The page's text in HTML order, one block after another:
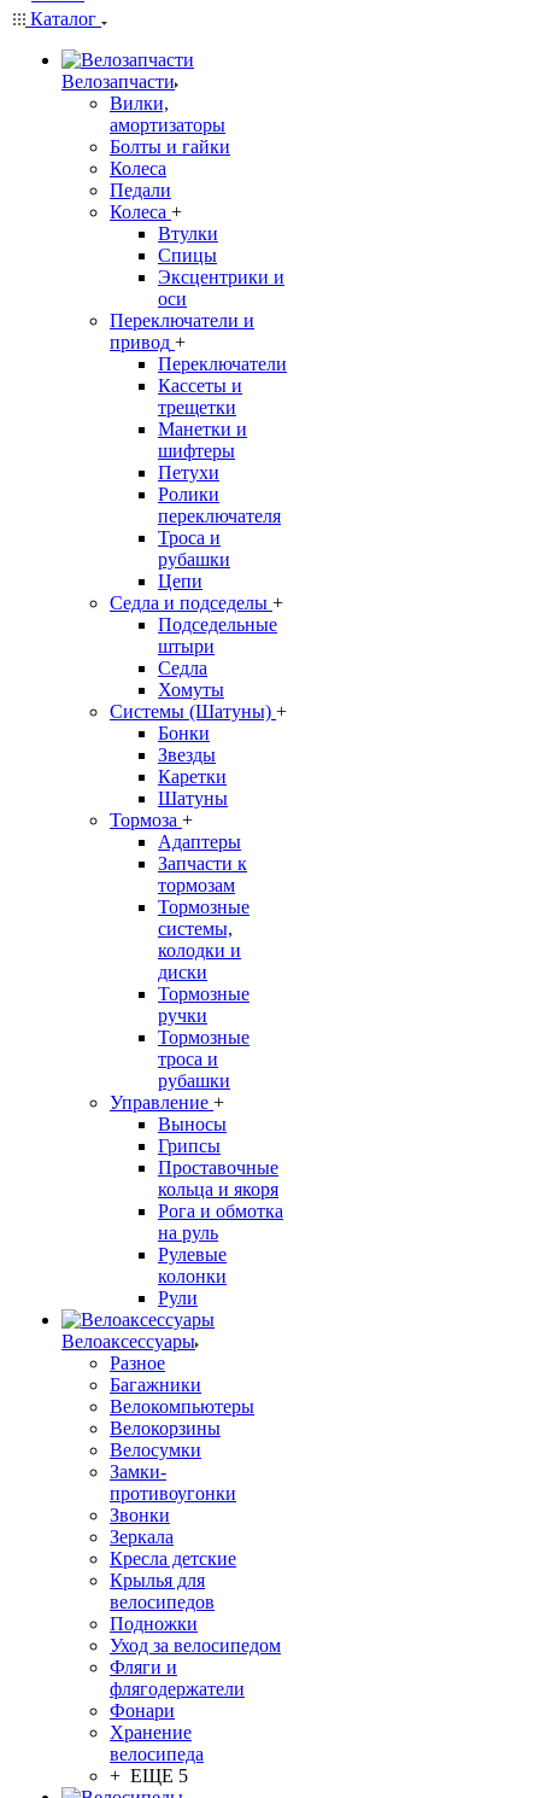
Каталог
Велозапчасти
Вилки,
амортизаторы
Болты и гайки
Колеса
Педали
Колеса +
Втулки
Спицы
Эксцентрики и
оси
Переключатели и
привод +
Переключатели
Кассеты и
трещетки
Манетки и
шифтеры
Петухи
Ролики
переключателя
Троса и
рубашки
Цепи
Седла и подседелы +
Подседельные
штыри
Седла
Хомуты
Системы (Шатуны) +
Бонки
Звезды
Каретки
Шатуны
Тормоза +
Адаптеры
Запчасти к
тормозам
Тормозные
системы,
колодки и
диски
Тормозные
ручки
Тормозные
троса и
рубашки
Управление +
Выносы
Грипсы
Проставочные
кольца и якоря
Рога и обмотка
на руль
Рулевые
колонки
Рули
Велоаксессуары
Разное
Багажники
Велокомпьютеры
Велокорзины
Велосумки
Замки-
противоугонки
Звонки
Зеркала
Кресла детские
Крылья для
велосипедов
Подножки
Уход за велосипедом
Фляги и
флягодержатели
Фонари
Хранение
велосипеда
+ ЕЩЕ 5